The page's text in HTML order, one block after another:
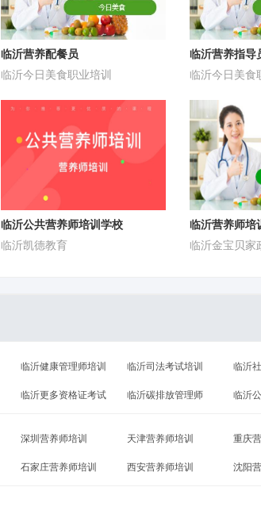
临沂营养配餐员
临沂今日美食职业培训
临沂营养指导
临沂今日美食
临沂公共营养师培训学校
临沂凯德教育
临沂营养师培
临沂金宝贝家
临沂健康管理师培训 临沂司法考试培训 临沂
临沂更多资格证考试 临沂碳排放管理师 临沂
深圳营养师培训 天津营养师培训 重庆
石家庄营养师培训 西安营养师培训 沈阳